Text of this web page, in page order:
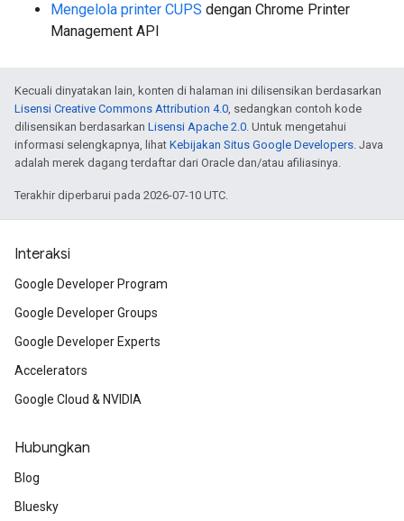
Mengelola printer CUPS dengan Chrome Printer
Management API
Kecuali dinyatakan lain, konten di halaman ini dilisensikan berdasarkan
Lisensi Creative Commons Attribution 4.0, sedangkan contoh kode
dilisensikan berdasarkan Lisensi Apache 2.0. Untuk mengetahui
informasi selengkapnya, lihat Kebijakan Situs Google Developers. Java
adalah merek dagang terdaftar dari Oracle dan/atau afiliasinya.
Terakhir diperbarui pada 2026-07-10 UTC.
Interaksi
Google Developer Program
Google Developer Groups
Google Developer Experts
Accelerators
Google Cloud & NVIDIA
Hubungkan
Blog
Bluesky